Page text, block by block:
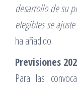
desarrollo de su
elegibles se
ha añadido.
Previsiones
Para las